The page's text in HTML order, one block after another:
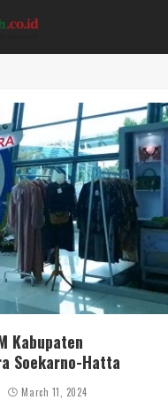
Kabupaten
Soekarno-Hatta
March 11, 2024